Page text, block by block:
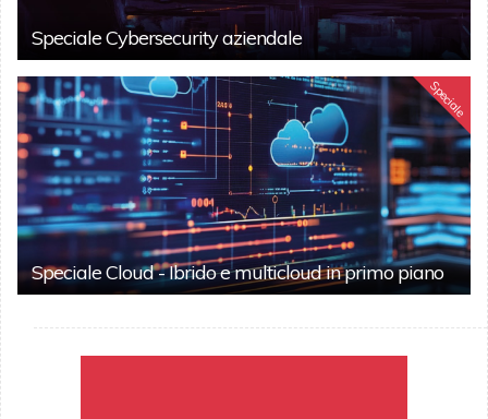
Speciale Cybersecurity aziendale
Speciale
Speciale Cloud - Ibrido e multicloud in primo piano